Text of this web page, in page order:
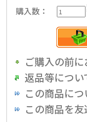
購入数：
ご購入の前
返品等につい
この商品に
この商品を